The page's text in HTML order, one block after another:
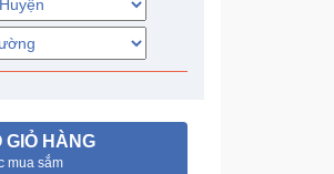
GIỎ HÀNG
mua sắm